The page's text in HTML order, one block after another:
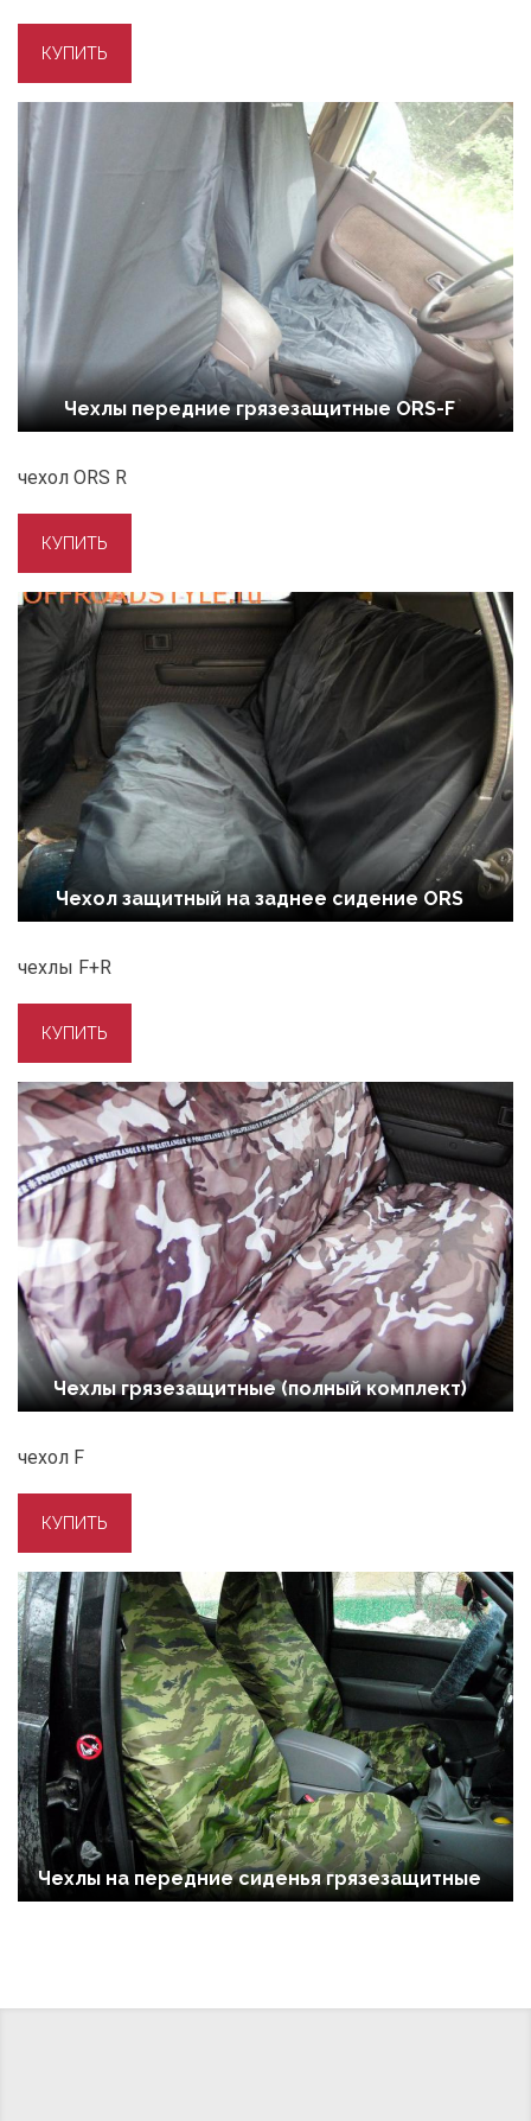
Чехлы передние грязезащитные ORS-F
чехол ORS R
Чехол защитный на заднее сидение ORS
чехлы F+R
Чехлы грязезащитные (полный комплект)
чехол F
Чехлы на передние сиденья грязезащитные